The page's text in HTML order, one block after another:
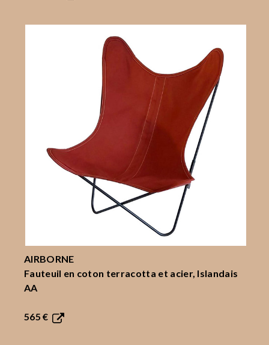
AIRBORNE
Fauteuil en coton terracotta et acier, Islandais
AA
565 €